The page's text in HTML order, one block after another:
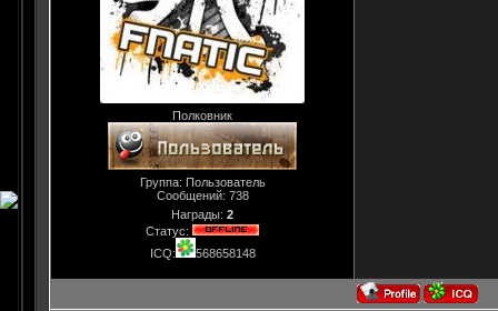
Полковник
Группа: Пользователь
Сообщений: 738
Награды: 2
Статус:
ICQ:
568658148